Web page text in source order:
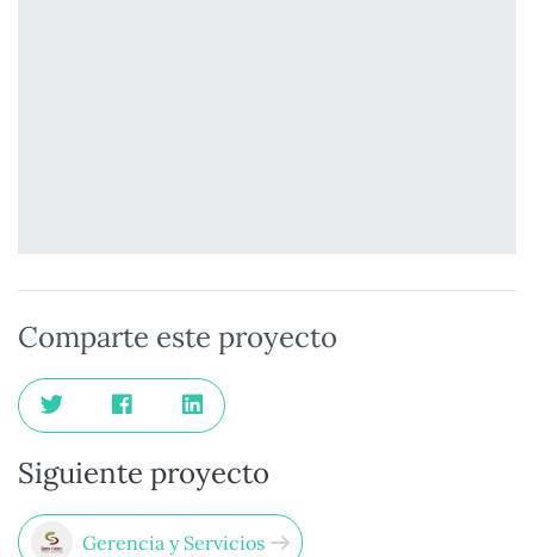
Comparte este proyecto
Siguiente proyecto
Gerencia y Servicios